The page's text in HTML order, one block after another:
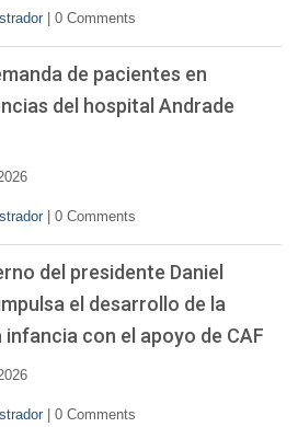
| 0 Comments
de pacientes en
del hospital Andrade
| 0 Comments
del presidente Daniel
el desarrollo de la
infancia con el apoyo de CAF
| 0 Comments